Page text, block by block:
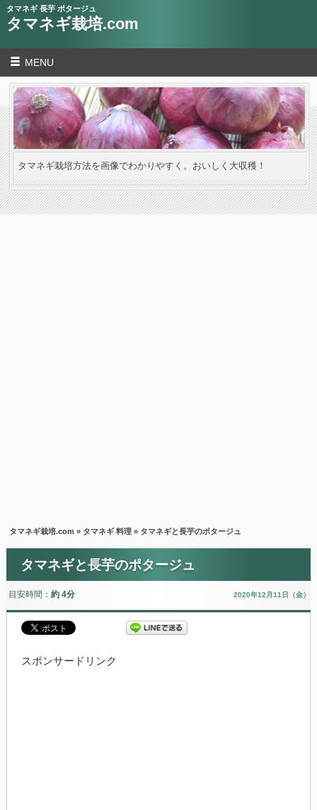
タマネギ 長芋 ポタージュ
タマネギ栽培.com
MENU
タマネギ栽培方法を画像でわかりやすく。おいしく大収穫！
タマネギ栽培.com » タマネギ 料理 » タマネギと長芋のポタージュ
タマネギと長芋のポタージュ
目安時間： 約 4分 2020年12月11日（金）
スポンサードリンク